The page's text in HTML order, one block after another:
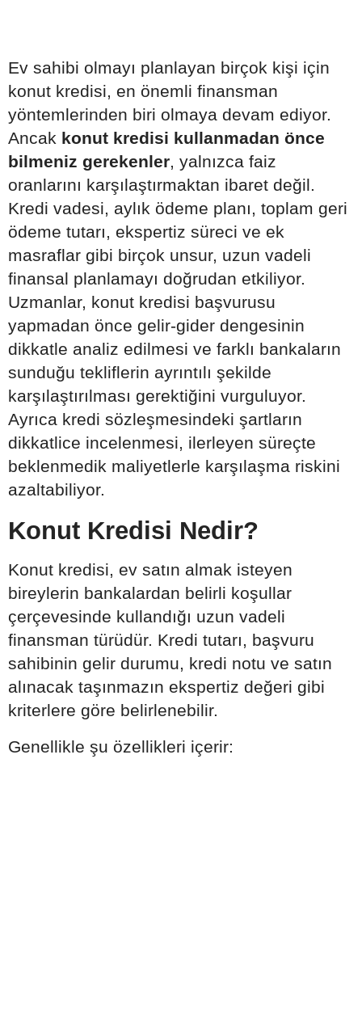
Ev sahibi olmayı planlayan birçok kişi için
konut kredisi, en önemli finansman
yöntemlerinden biri olmaya devam ediyor.
Ancak konut kredisi kullanmadan önce
bilmeniz gerekenler , yalnızca faiz
oranlarını karşılaştırmaktan ibaret değil.
Kredi vadesi, aylık ödeme planı, toplam geri
ödeme tutarı, ekspertiz süreci ve ek
masraflar gibi birçok unsur, uzun vadeli
finansal planlamayı doğrudan etkiliyor.
Uzmanlar, konut kredisi başvurusu
yapmadan önce gelir-gider dengesinin
dikkatle analiz edilmesi ve farklı bankaların
sunduğu tekliflerin ayrıntılı şekilde
karşılaştırılması gerektiğini vurguluyor.
Ayrıca kredi sözleşmesindeki şartların
dikkatlice incelenmesi, ilerleyen süreçte
beklenmedik maliyetlerle karşılaşma riskini
azaltabiliyor.
Konut Kredisi Nedir?
Konut kredisi, ev satın almak isteyen
bireylerin bankalardan belirli koşullar
çerçevesinde kullandığı uzun vadeli
finansman türüdür. Kredi tutarı, başvuru
sahibinin gelir durumu, kredi notu ve satın
alınacak taşınmazın ekspertiz değeri gibi
kriterlere göre belirlenebilir.
Genellikle şu özellikleri içerir: